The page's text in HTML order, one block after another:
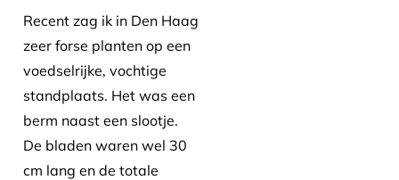
Recent zag ik in Den Haag
zeer forse planten op een
voedselrijke, vochtige
standplaats. Het was een
berm naast een slootje.
De bladen waren wel 30
cm lang en de totale